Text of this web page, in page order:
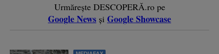
Urmărește DESCOPERĂ.ro pe
Google News și Google Showcase